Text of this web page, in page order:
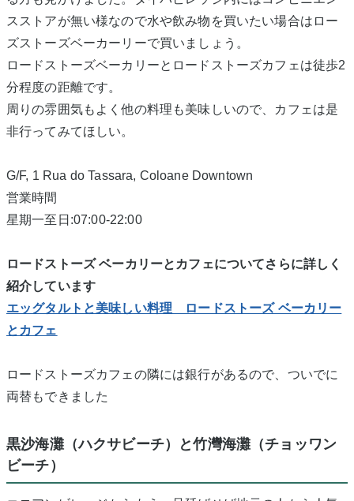
スストアが無い様なので水や飲み物を買いたい場合はロー
ズストーズベーカーリーで買いましょう。
ロードストーズベーカリーとロードストーズカフェは徒歩2
分程度の距離です。
周りの雰囲気もよく他の料理も美味しいので、カフェは是
非行ってみてほしい。
G/F, 1 Rua do Tassara, Coloane Downtown
営業時間
星期一至日:07:00-22:00
ロードストーズ ベーカリーとカフェについてさらに詳しく
紹介しています
エッグタルトと美味しい料理 ロードストーズ ベーカリー
とカフェ
ロードストーズカフェの隣には銀行があるので、ついでに
両替もできました
黒沙海灘（ハクサビーチ）と竹灣海灘（チョッワン
ビーチ）